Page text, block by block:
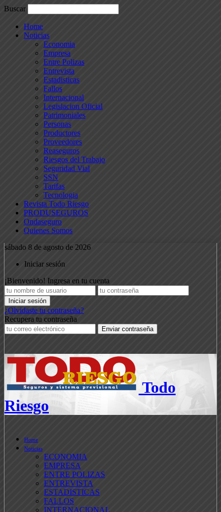
Buscar
Home
Noticias
Economia
Empresa
Entre Polizas
Entrevista
Estadisticas
Fallos
Internacional
Legislacion Oficial
Patrimoniales
Personas
Productores
Proveedores
Reaseguros
Riesgos del Trabajo
Seguridad Vial
SSN
Tarifas
Tecnologia
Revista Todo Riesgo
PRODUSEGUROS
Ondaseguro
Quienes Somos
sábado 8 de agosto de 2026
Iniciar sesión
¡Bienvenido! Ingresa en tu cuenta
¿Olvidaste tu contraseña?
Recupera tu contraseña
Todo
Riesgo
Home
Noticias
ECONOMIA
EMPRESA
ENTRE POLIZAS
ENTREVISTA
ESTADISTICAS
FALLOS
INTERNACIONAL